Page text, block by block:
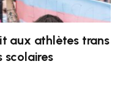
aux athlètes trans
scolaires